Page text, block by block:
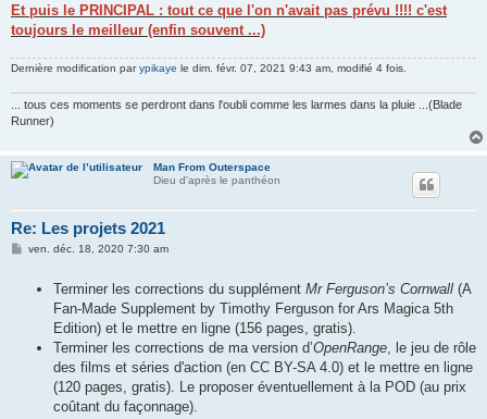
Et puis le PRINCIPAL : tout ce que l'on n'avait pas prévu !!!! c'est
toujours le meilleur (enfin souvent ...)
Dernière modification parypikaye le dim. févr. 07, 2021 9:43 am, modifié 4 fois.
... tous ces moments se perdront dans l'oubli comme les larmes dans la pluie ...(Blade
Runner)
Man From Outerspace
Dieu d'après le panthéon
Re: Les projets 2021
Mven. déc. 18, 2020 7:30 am
Terminer les corrections du supplément Mr Ferguson’s Cornwall (A
Fan-Made Supplement by Timothy Ferguson for Ars Magica 5th
Edition) et le mettre en ligne (156 pages, gratis).
Terminer les corrections de ma version d’OpenRange , le jeu de rôle
des films et séries d'action (en CC BY-SA 4.0) et le mettre en ligne
(120 pages, gratis). Le proposer éventuellement à la POD (au prix
coûtant du façonnage).